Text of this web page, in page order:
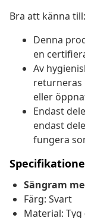
Bra att känna till:
Denna
en
Av
eller
Endast
endast
fungera
Sängram
Färg: Svart
Material: